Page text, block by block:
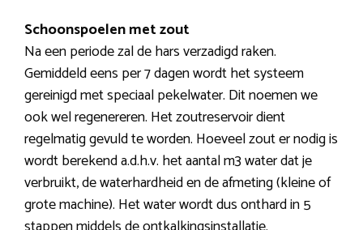
Schoonspoelen met zout
Na een periode zal de hars verzadigd raken.
Gemiddeld eens per 7 dagen wordt het systeem
gereinigd met speciaal pekelwater. Dit noemen we
ook wel regenereren. Het zoutreservoir dient
regelmatig gevuld te worden. Hoeveel zout er nodig is
wordt berekend a.d.h.v. het aantal m3 water dat je
verbruikt, de waterhardheid en de afmeting (kleine of
grote machine). Het water wordt dus onthard in 5